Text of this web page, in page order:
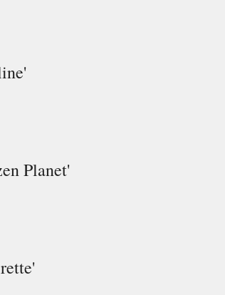
Planet'